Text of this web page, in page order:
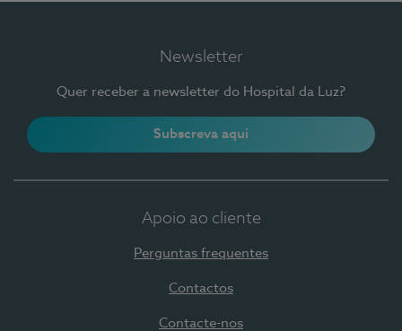
Newsletter
Quer receber a newsletter do Hospital da Luz?
Subscreva aqui
Apoio ao cliente
Perguntas frequentes
Contactos
Contacte-nos